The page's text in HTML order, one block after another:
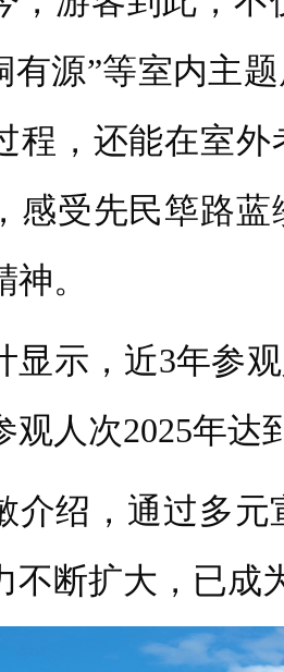
有源”等室内主
程，还能在室
感受先民筚路
。
显示，近3年参
观人次2025年达
介绍，通过多
不断扩大，已成